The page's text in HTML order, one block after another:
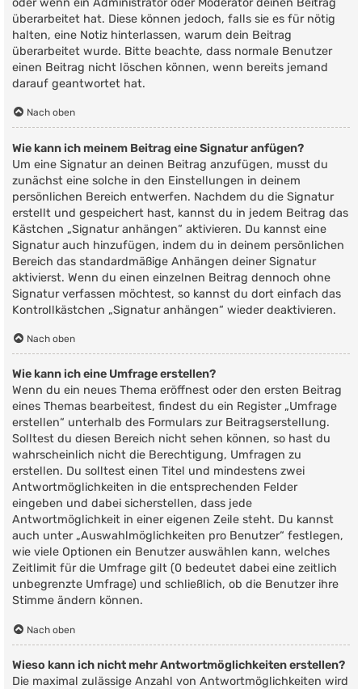
oder wenn ein Administrator oder Moderator deinen Beitrag
überarbeitet hat. Diese können jedoch, falls sie es für nötig
halten, eine Notiz hinterlassen, warum dein Beitrag
überarbeitet wurde. Bitte beachte, dass normale Benutzer
einen Beitrag nicht löschen können, wenn bereits jemand
darauf geantwortet hat.
Nach oben
Wie kann ich meinem Beitrag eine Signatur anfügen?
Um eine Signatur an deinen Beitrag anzufügen, musst du
zunächst eine solche in den Einstellungen in deinem
persönlichen Bereich entwerfen. Nachdem du die Signatur
erstellt und gespeichert hast, kannst du in jedem Beitrag das
Kästchen „Signatur anhängen“ aktivieren. Du kannst eine
Signatur auch hinzufügen, indem du in deinem persönlichen
Bereich das standardmäßige Anhängen deiner Signatur
aktivierst. Wenn du einen einzelnen Beitrag dennoch ohne
Signatur verfassen möchtest, so kannst du dort einfach das
Kontrollkästchen „Signatur anhängen“ wieder deaktivieren.
Nach oben
Wie kann ich eine Umfrage erstellen?
Wenn du ein neues Thema eröffnest oder den ersten Beitrag
eines Themas bearbeitest, findest du ein Register „Umfrage
erstellen“ unterhalb des Formulars zur Beitragserstellung.
Solltest du diesen Bereich nicht sehen können, so hast du
wahrscheinlich nicht die Berechtigung, Umfragen zu
erstellen. Du solltest einen Titel und mindestens zwei
Antwortmöglichkeiten in die entsprechenden Felder
eingeben und dabei sicherstellen, dass jede
Antwortmöglichkeit in einer eigenen Zeile steht. Du kannst
auch unter „Auswahlmöglichkeiten pro Benutzer“ festlegen,
wie viele Optionen ein Benutzer auswählen kann, welches
Zeitlimit für die Umfrage gilt (0 bedeutet dabei eine zeitlich
unbegrenzte Umfrage) und schließlich, ob die Benutzer ihre
Stimme ändern können.
Nach oben
Wieso kann ich nicht mehr Antwortmöglichkeiten erstellen?
Die maximal zulässige Anzahl von Antwortmöglichkeiten wird